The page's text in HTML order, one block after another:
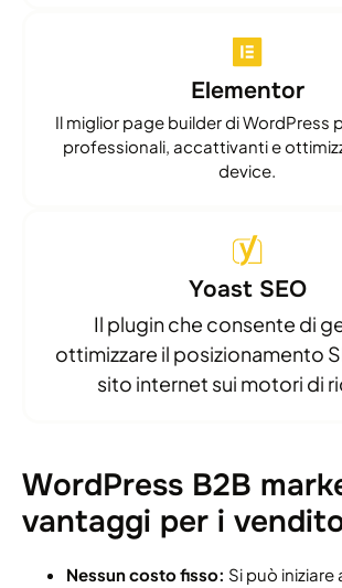
Elementor
Il miglior page builder di WordPress
professionali, accattivanti e
device.
Yoast SEO
Il plugin che consente di
ottimizzare il posizionamento
sito internet sui motori di
WordPress B2B
vantaggi per i
Nessun costo fisso: Si può iniziare